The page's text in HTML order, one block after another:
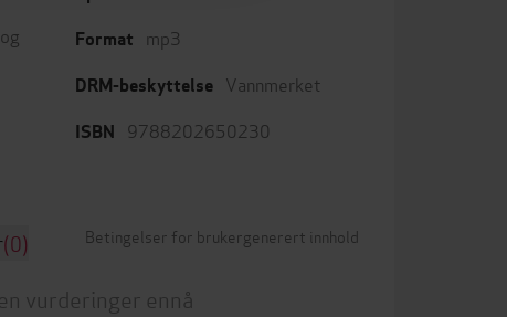
Format mp3
DRM-beskyttelse Vannmerket
ISBN 9788202650230
(0) Betingelser for brukergenerert innhold
vurderinger ennå